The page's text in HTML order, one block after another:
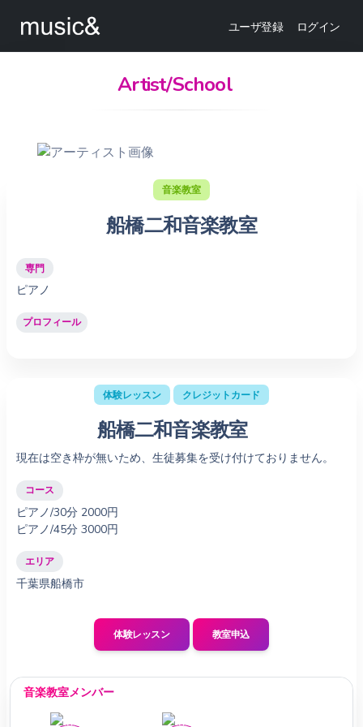
ユーザ登録 ログイン
Artist/School
音楽教室
船橋二和音楽教室
専門
ピアノ
プロフィール
体験レッスン クレジットカード
船橋二和音楽教室
現在は空き枠が無いため、生徒募集を受け付けておりません。
コース
ピアノ/30分 2000円
ピアノ/45分 3000円
エリア
千葉県船橋市
体験レッスン 教室申込
音楽教室メンバー